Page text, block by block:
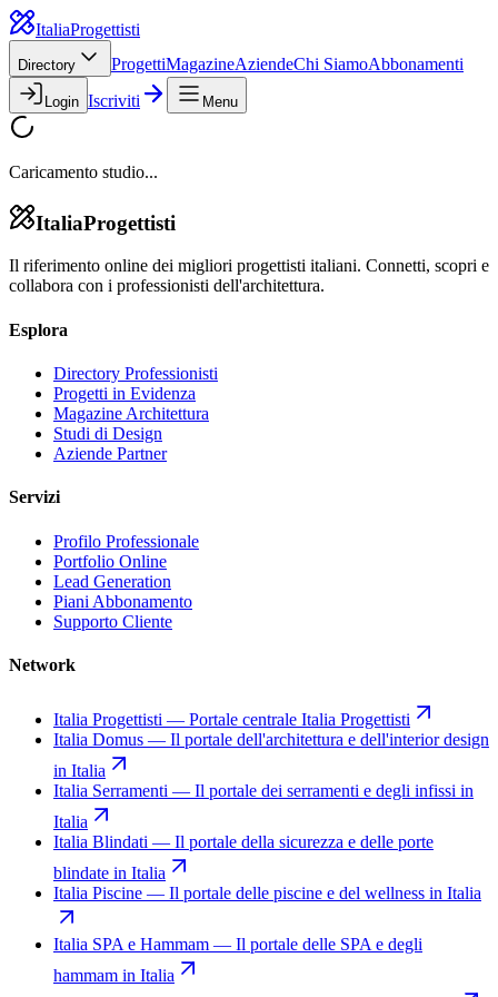
ItaliaProgettisti
Directory ProgettiMagazineAziendeChi SiamoAbbonamenti
Login Iscriviti Menu
Caricamento studio...
ItaliaProgettisti
Il riferimento online dei migliori progettisti italiani. Connetti, scopri e
collabora con i professionisti dell'architettura.
Esplora
Directory Professionisti
Progetti in Evidenza
Magazine Architettura
Studi di Design
Aziende Partner
Servizi
Profilo Professionale
Portfolio Online
Lead Generation
Piani Abbonamento
Supporto Cliente
Network
Italia Progettisti — Portale centrale Italia Progettisti
Italia Domus — Il portale dell'architettura e dell'interior design
in Italia
Italia Serramenti — Il portale dei serramenti e degli infissi in
Italia
Italia Blindati — Il portale della sicurezza e delle porte
blindate in Italia
Italia Piscine — Il portale delle piscine e del wellness in Italia
Italia SPA e Hammam — Il portale delle SPA e degli
hammam in Italia